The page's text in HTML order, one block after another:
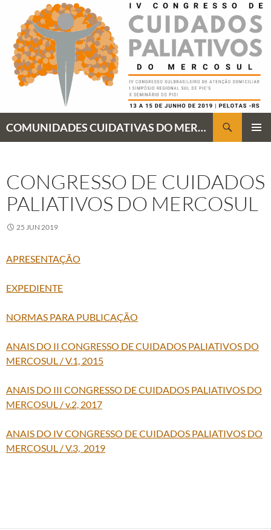
conteúdo
COMUNIDADES CUIDATIVAS DO MERCOSUL: "TODAS PARA OS CUIDADOS PALIATIVOS"
CONGRESSO DE CUIDADOS
PALIATIVOS DO MERCOSUL
25 JUN 2019
APRESENTAÇÃO
EXPEDIENTE
NORMAS PARA PUBLICAÇÃO
ANAIS DO II CONGRESSO DE CUIDADOS PALIATIVOS DO
MERCOSUL / V.1, 2015
ANAIS DO III CONGRESSO DE CUIDADOS PALIATIVOS DO
MERCOSUL / v.2, 2017
ANAIS DO IV CONGRESSO DE CUIDADOS PALIATIVOS DO
MERCOSUL / V.3, 2019